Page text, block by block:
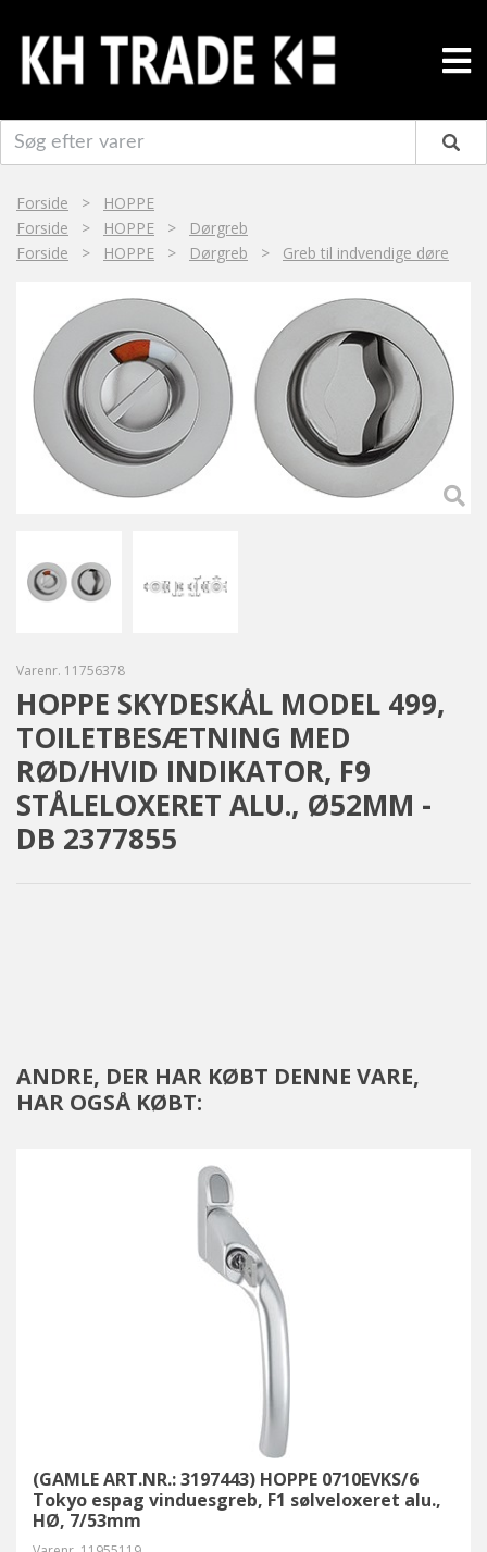
Forside >
HOPPE
Forside > HOPPE >
Dørgreb
Forside > HOPPE > Dørgreb > Greb til indvendige døre
Varenr. 11756378
HOPPE SKYDESKÅL MODEL 499,
TOILETBESÆTNING MED
RØD/HVID INDIKATOR, F9
STÅLELOXERET ALU., Ø52MM -
DB 2377855
ANDRE, DER HAR KØBT DENNE VARE,
HAR OGSÅ KØBT:
(GAMLE ART.NR.: 3197443) HOPPE 0710EVKS/6
Tokyo espag vinduesgreb, F1 sølveloxeret alu.,
HØ, 7/53mm